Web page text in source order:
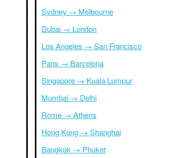
Sydney → Melbourne
Dubai → London
Los Angeles → San Francisco
Paris → Barcelona
Singapore → Kuala Lumpur
Mumbai → Delhi
Rome → Athens
Hong Kong → Shanghai
Bangkok → Phuket